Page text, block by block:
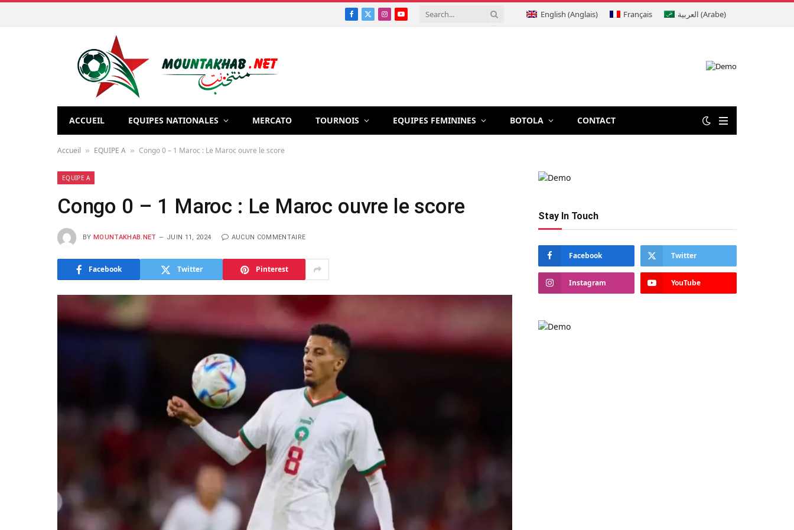
Facebook
X
Instagram
YouTube English (Anglais) Français العربية (Arabe)
ACCUEIL EQUIPES NATIONALES MERCATO TOURNOIS EQUIPES FEMININES BOTOLA CONTACT
Accueil » EQUIPE A » Congo 0 – 1 Maroc : Le Maroc ouvre le score
EQUIPE A
Congo 0 – 1 Maroc : Le Maroc ouvre le score
BY MOUNTAKHAB.NET JUIN 11, 2024 AUCUN COMMENTAIRE
Facebook Twitter Pinterest
Stay In Touch
Facebook Twitter
Instagram YouTube